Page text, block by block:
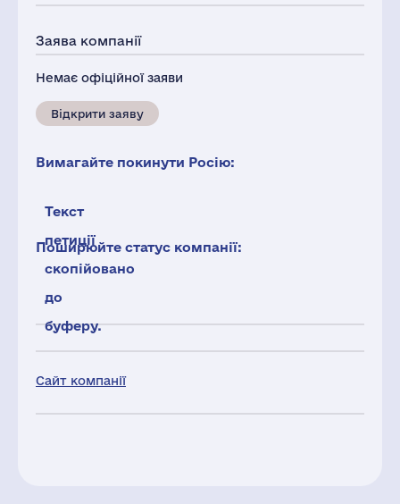
Сайт компанії
Заява компанії
Немає офіційної заяви
Відкрити заяву
Вимагайте покинути Росію:
Текст
петиції
скопійовано
до
буферу.
Поширюйте статус компанії: